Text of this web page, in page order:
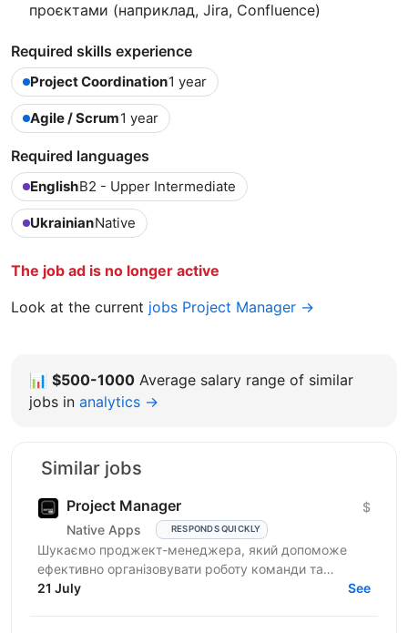
проєктами (наприклад, Jira, Confluence)
Required skills experience
Project Coordination1 year
Agile / Scrum1 year
Required languages
EnglishB2 - Upper Intermediate
UkrainianNative
The job ad is no longer active
Look at the current jobs Project Manager →
📊 $500-1000 Average salary range of similar
jobs in analytics →
Similar jobs
Project Manager
Native Apps RESPONDS QUICKLY
$
Шукаємо проджект-менеджера, який допоможе
ефективно організовувати роботу команди та
реалізовувати проєкти. Очікування від кандидата:
21 July See